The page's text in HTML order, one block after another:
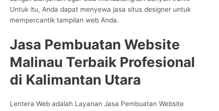
Untuk itu, Anda dapat menyewa jasa situs designer untuk
mempercantik tampilan web Anda.
Jasa Pembuatan Website
Malinau Terbaik Profesional
di Kalimantan Utara
Lentera Web adalah Layanan Jasa Pembuatan Website